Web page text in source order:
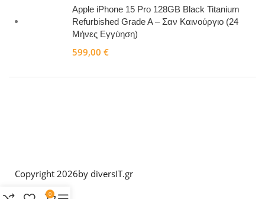
Apple iPhone 15 Pro 128GB Black Titanium
Refurbished Grade A – Σαν Καινούργιο (24
Μήνες Εγγύηση)
599,00 €
Copyright 2026by diversIT.gr
0